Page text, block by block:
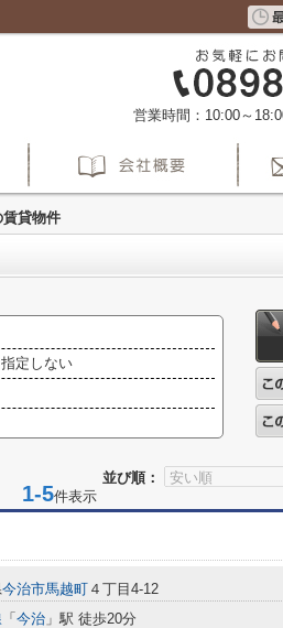
営業時間：10:00～
貸物件
指定しない
並び順：
1-5件表示
今治市馬越町 ４丁目4-12
「 今治 」駅 徒歩20分